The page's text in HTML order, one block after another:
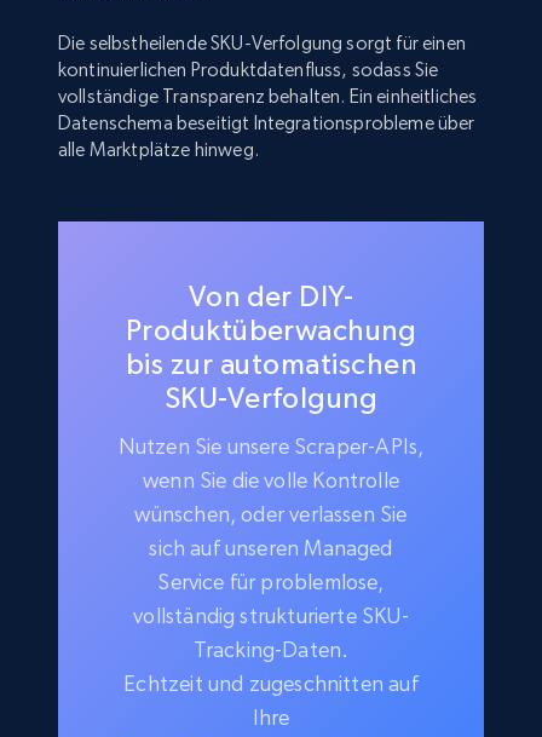
Die selbstheilende SKU-Verfolgung sorgt für einen
kontinuierlichen Produktdatenfluss, sodass Sie
vollständige Transparenz behalten. Ein einheitliches
Datenschema beseitigt Integrationsprobleme über
alle Marktplätze hinweg.
Von der DIY-
Produktüberwachung
bis zur automatischen
SKU-Verfolgung
Nutzen Sie unsere Scraper-APIs,
wenn Sie die volle Kontrolle
wünschen, oder verlassen Sie
sich auf unseren Managed
Service für problemlose,
vollständig strukturierte SKU-
Tracking-Daten.
Echtzeit und zugeschnitten auf
Ihre